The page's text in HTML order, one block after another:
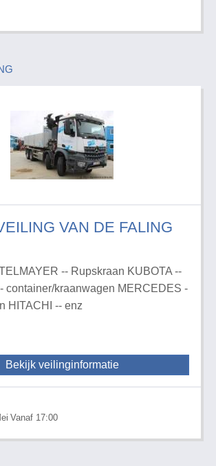
VAN DE FALING
-- Rupskraan KUBOTA --
container/kraanwagen MERCEDES -
HITACHI -- enz
Bekijk veilinginformatie
Vanaf 17:00